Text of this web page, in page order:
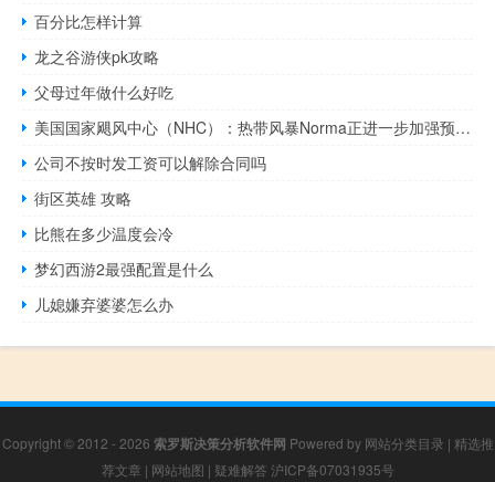
百分比怎样计算
龙之谷游侠pk攻略
父母过年做什么好吃
美国国家飓风中心（NHC）：热带风暴Norma正进一步加强预期很快将升级为飓风
公司不按时发工资可以解除合同吗
街区英雄 攻略
比熊在多少温度会冷
梦幻西游2最强配置是什么
儿媳嫌弃婆婆怎么办
Copyright © 2012 - 2026 索罗斯决策分析软件网 Powered by 网站分类目录 | 精选推
荐文章 | 网站地图 | 疑难解答 沪ICP备07031935号